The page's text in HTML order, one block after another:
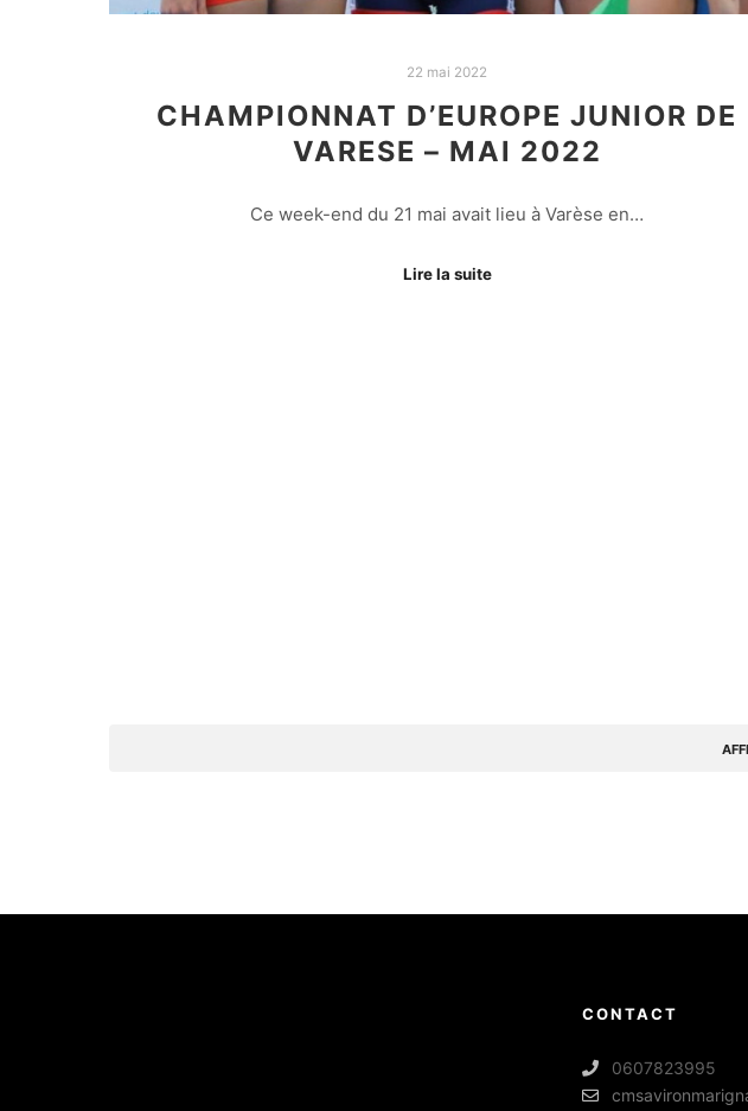
22 mai 2022
CHAMPIONNAT D’EUROPE JUNIOR DE
VARESE – MAI 2022
Ce week-end du 21 mai avait lieu à Varèse en…
Lire la suite
CONTACT
0607823995